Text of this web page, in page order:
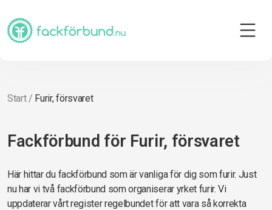
Start/ Furir, försvaret
Fackförbund för Furir, försvaret
Här hittar du fackförbund som är vanliga för dig som furir. Just
nu har vi två fackförbund som organiserar yrket furir. Vi
uppdaterar vårt register regelbundet för att vara så korrekta